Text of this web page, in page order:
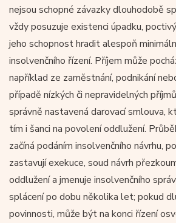
nejsou schopné závazky dlouhodobě
vždy posuzuje existenci úpadku,
jeho schopnost hradit alespoň
insolvenčního řízení. Příjem může
například ze zaměstnání, podnikání
případě nízkých či nepravidelných
správně nastavená darovací smlouva,
tím i šanci na povolení oddlužení.
začíná podáním insolvenčního návrhu,
zastavují exekuce, soud návrh
oddlužení a jmenuje insolvenčního
splácení po dobu několika let; pokud
povinnosti, může být na konci řízení